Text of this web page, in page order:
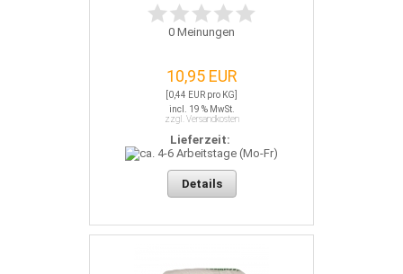
0 Meinungen
10,95 EUR
[0,44 EUR pro KG]
incl. 19 % MwSt.
zzgl. Versandkosten
Lieferzeit:
Details